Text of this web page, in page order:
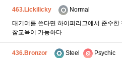
463.Lickilicky
Normal
대기머를 쓴다면 하이퍼리그에서 준수한
참교육이 가능하다
436.Bronzor Steel
Psychic